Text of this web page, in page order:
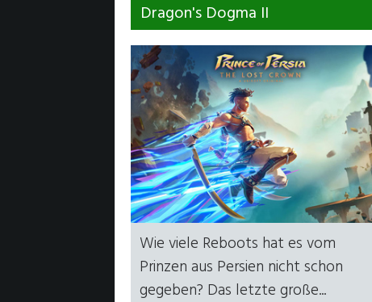
Dragon's Dogma II
Wie viele Reboots hat es vom
Prinzen aus Persien nicht schon
gegeben? Das letzte große...